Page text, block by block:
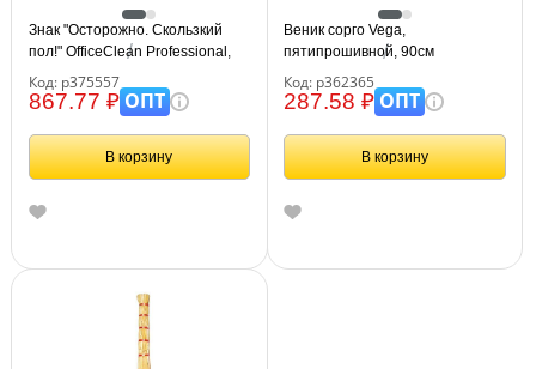
Знак "Осторожно. Скользкий
пол!" OfficeClean Professional,
языках
Код: р375557
867.77 ₽ОПТ
В корзину
Веник сорго Vega,
пятипрошивной, 90см
Код: р362365
287.58 ₽ОПТ
В корзину